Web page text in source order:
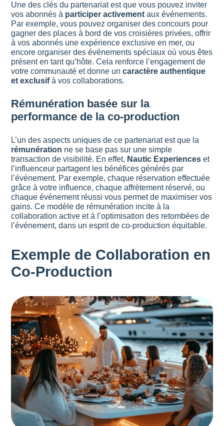
Une des clés du partenariat est que vous pouvez inviter
vos abonnés à participer activement aux événements.
Par exemple, vous pouvez organiser des concours pour
gagner des places à bord de vos croisières privées, offrir
à vos abonnés une expérience exclusive en mer, ou
encore organiser des événements spéciaux où vous êtes
présent en tant qu’hôte. Cela renforce l’engagement de
votre communauté et donne uncaractère authentique
et exclusifà vos collaborations.
Rémunération basée sur la
performance de la co-production
L’un des aspects uniques de ce partenariat est que la
rémunération ne se base pas sur une simple
transaction de visibilité. En effet, Nautic Experiences et
l’influenceur partagent les bénéfices générés par
l’événement. Par exemple, chaque réservation effectuée
grâce à votre influence, chaque affrètement réservé, ou
chaque événement réussi vous permet de maximiser vos
gains. Ce modèle de rémunération incite à la
collaboration active et à l’optimisation des retombées de
l’événement, dans un esprit de co-production équitable.
Exemple de Collaboration en
Co-Production